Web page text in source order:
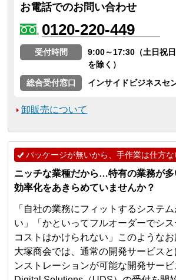
お電話でのお問い合わせ
0120-220-449
受付時間
9:00～17:30（土日祝
を除く）
総合受付窓口
インサイドビジネスセ
卸販売について
パッケージが無いから、手作業は仕方な
ニッチな業種だから…特有の業務が
効率化をあきらめていませんか？
「自社の業務にフィットするシステ
い」「かといってフルオーダーでシ
コストはかけられない」このようなお
大塚商会では、通常の開発サービス
ンストレーションが可能な開発サービ